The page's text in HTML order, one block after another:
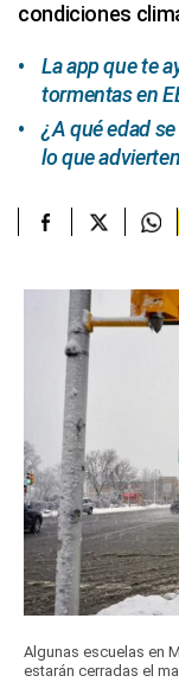
condiciones
La app que te
tormentas en
¿A qué edad
lo que
Algunas escuelas en
estarán cerradas el